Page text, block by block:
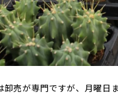
卸売が専門ですが、月曜日